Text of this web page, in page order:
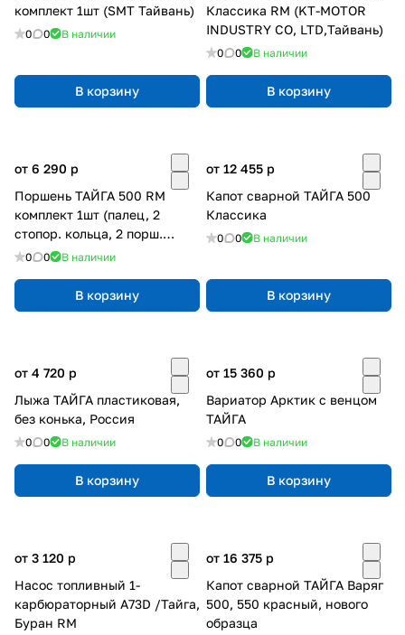
комплект 1шт (SMT Тайвань)
0 0 В наличии
В корзину
Классика RM (KT-MOTOR
INDUSTRY CO, LTD,Тайвань)
0 0 В наличии
В корзину
от 6 290 p
Поршень ТАЙГА 500 RM
комплект 1шт (палец, 2
стопор. кольца, 2 порш.
кольца)
0 0 В наличии
В корзину
от 12 455 p
Капот сварной ТАЙГА 500
Классика
0 0 В наличии
В корзину
от 4 720 p
Лыжа ТАЙГА пластиковая,
без конька, Россия
0 0 В наличии
В корзину
от 15 360 p
Вариатор Арктик с венцом
ТАЙГА
0 0 В наличии
В корзину
от 3 120 p
Насос топливный 1-
карбюраторный A73D /Тайга,
Буран RM
от 16 375 p
Капот сварной ТАЙГА Варяг
500, 550 красный, нового
образца